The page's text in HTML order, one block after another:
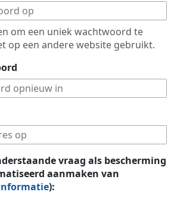
om een uniek wachtwoord te
op een andere website gebruikt.
vraag als bescherming
aanmaken van
):